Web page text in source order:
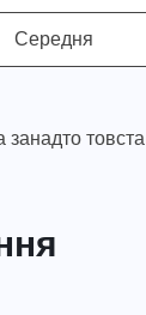
Середня
товста